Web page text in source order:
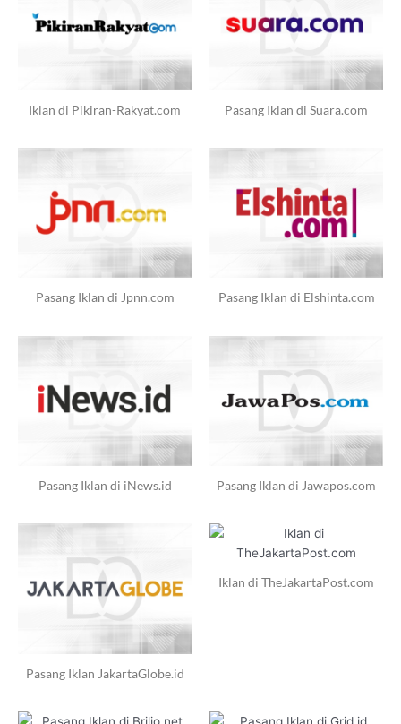
Iklan di Pikiran-Rakyat.com Pasang Iklan di Suara.com
Pasang Iklan di Jpnn.com Pasang Iklan di Elshinta.com
Pasang Iklan di iNews.id Pasang Iklan di Jawapos.com
Pasang Iklan JakartaGlobe.id
Iklan di TheJakartaPost.com